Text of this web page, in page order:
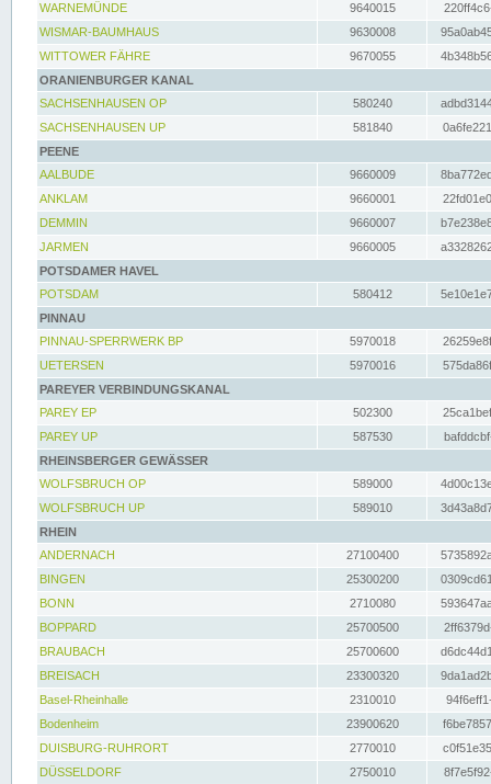
WARNEMÜNDE
9640015
WISMAR-BAUMHAUS
9630008
WITTOWER FÄHRE
9670055
ORANIENBURGER KANAL
SACHSENHAUSEN OP
580240
SACHSENHAUSEN UP
581840
PEENE
AALBUDE
9660009
ANKLAM
9660001
DEMMIN
9660007
JARMEN
9660005
POTSDAMER HAVEL
POTSDAM
580412
PINNAU
PINNAU-SPERRWERK BP
5970018
UETERSEN
5970016
PAREYER VERBINDUNGSKANAL
PAREY EP
502300
PAREY UP
587530
RHEINSBERGER GEWÄSSER
WOLFSBRUCH OP
589000
WOLFSBRUCH UP
589010
RHEIN
ANDERNACH
27100400
BINGEN
25300200
BONN
2710080
BOPPARD
25700500
BRAUBACH
25700600
BREISACH
23300320
Basel-Rheinhalle
2310010
Bodenheim
23900620
DUISBURG-RUHRORT
2770010
DÜSSELDORF
2750010